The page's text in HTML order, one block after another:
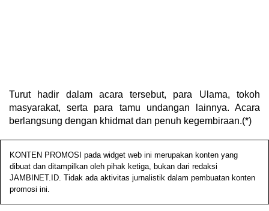
Turut hadir dalam acara tersebut, para Ulama, tokoh
masyarakat, serta para tamu undangan lainnya. Acara
berlangsung dengan khidmat dan penuh kegembiraan.(*)
KONTEN PROMOSI pada widget web ini merupakan konten yang
dibuat dan ditampilkan oleh pihak ketiga, bukan dari redaksi
JAMBINET.ID. Tidak ada aktivitas jurnalistik dalam pembuatan konten
promosi ini.